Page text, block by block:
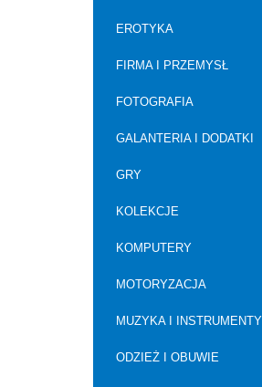
EROTYKA
FIRMA I PRZEMYSŁ
FOTOGRAFIA
GALANTERIA I DODATKI
GRY
KOLEKCJE
KOMPUTERY
MOTORYZACJA
MUZYKA I INSTRUMENTY
ODZIEŻ I OBUWIE